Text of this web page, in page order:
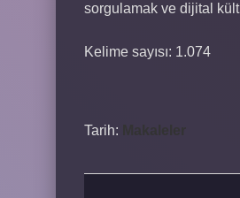
sorgulamak ve dijital
Kelime sayısı: 1.074
Tarih: Makaleler